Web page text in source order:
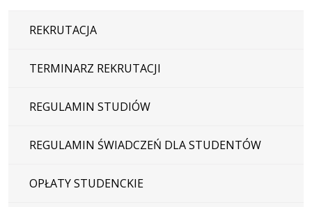
REKRUTACJA
TERMINARZ REKRUTACJI
REGULAMIN STUDIÓW
REGULAMIN ŚWIADCZEŃ DLA STUDENTÓW
OPŁATY STUDENCKIE